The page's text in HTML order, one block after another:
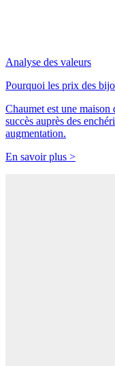
Analyse des valeurs
Pourquoi les prix des
Chaumet est une
succès auprès des
augmentation.
En savoir plus >